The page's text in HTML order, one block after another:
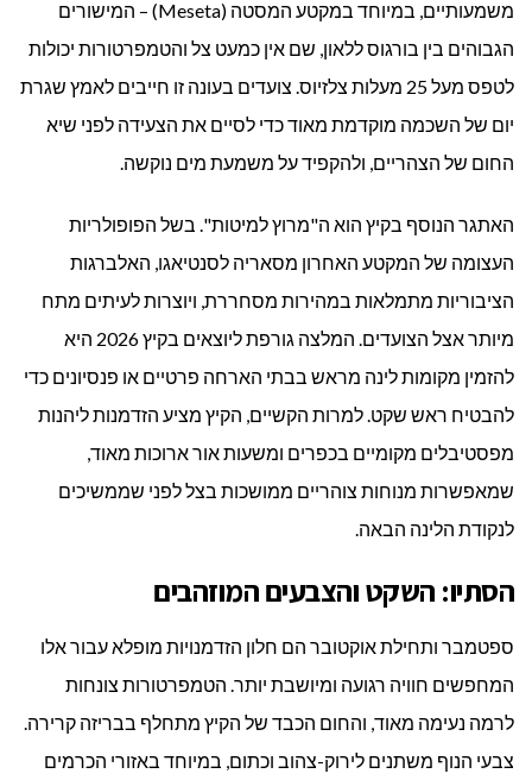
משמעותיים, במיוחד במקטע המסטה (Meseta) – המישורים
הגבוהים בין בורגוס ללאון, שם אין כמעט צל והטמפרטורות יכולות
לטפס מעל 25 מעלות צלזיוס. צועדים בעונה זו חייבים לאמץ שגרת
יום של השכמה מוקדמת מאוד כדי לסיים את הצעידה לפני שיא
החום של הצהריים, ולהקפיד על משמעת מים נוקשה.
האתגר הנוסף בקיץ הוא ה"מרוץ למיטות". בשל הפופולריות
העצומה של המקטע האחרון מסאריה לסנטיאגו, האלברגות
הציבוריות מתמלאות במהירות מסחררת, ויוצרות לעיתים מתח
מיותר אצל הצועדים. המלצה גורפת ליוצאים בקיץ 2026 היא
להזמין מקומות לינה מראש בבתי הארחה פרטיים או פנסיונים כדי
להבטיח ראש שקט. למרות הקשיים, הקיץ מציע הזדמנות ליהנות
מפסטיבלים מקומיים בכפרים ומשעות אור ארוכות מאוד,
שמאפשרות מנוחות צוהריים ממושכות בצל לפני שממשיכים
לנקודת הלינה הבאה.
הסתיו: השקט והצבעים המוזהבים
ספטמבר ותחילת אוקטובר הם חלון הזדמנויות מופלא עבור אלו
המחפשים חוויה רגועה ומיושבת יותר. הטמפרטורות צונחות
לרמה נעימה מאוד, והחום הכבד של הקיץ מתחלף בבריזה קרירה.
צבעי הנוף משתנים לירוק-צהוב וכתום, במיוחד באזורי הכרמים